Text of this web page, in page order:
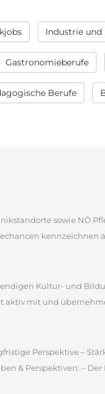
Industrie und
Gastronomieberufe
Berufe
sowie NÖ
kennzeichnen
Kultur- und
aktiv mit und
Perspektive –
& Perspektiven: – Der